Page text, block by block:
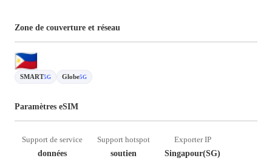
Zone de couverture et réseau
SMART5G Globe5G
Paramètres eSIM
Support de service
données
Support hotspot
soutien
Exporter IP
Singapour(SG)